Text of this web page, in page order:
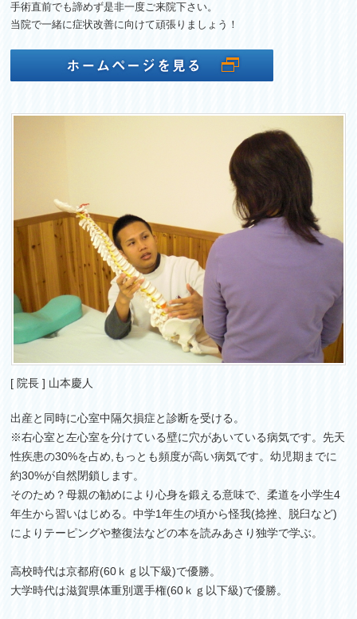
手術直前でも諦めず是非一度ご来院下さい。
当院で一緒に症状改善に向けて頑張りましょう！
[ 院長 ] 山本慶人
出産と同時に心室中隔欠損症と診断を受ける。
※右心室と左心室を分けている壁に穴があいている病気です。先天
性疾患の30%を占め,もっとも頻度が高い病気です。幼児期までに
約30%が自然閉鎖します。
そのため？母親の勧めにより心身を鍛える意味で、柔道を小学生4
年生から習いはじめる。中学1年生の頃から怪我(捻挫、脱臼など)
によりテーピングや整復法などの本を読みあさり独学で学ぶ。
高校時代は京都府(60ｋｇ以下級)で優勝。
大学時代は滋賀県体重別選手権(60ｋｇ以下級)で優勝。